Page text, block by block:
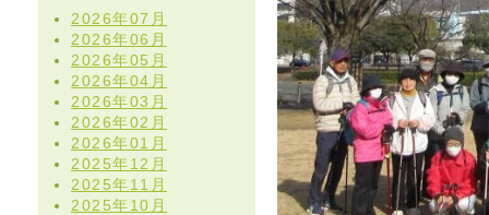
2026年07月
2026年06月
2026年05月
2026年04月
2026年03月
2026年02月
2026年01月
2025年12月
2025年11月
2025年10月